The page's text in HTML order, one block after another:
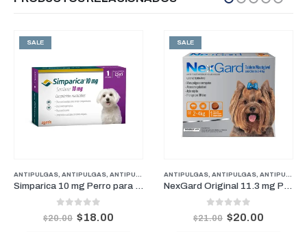
,FARMACIA,PERROS
,ANTIPULGAS,ANTIPULGAS PERROS PESOS PEQUEÑOS ,FARMACIA,PERROS
Simparica 10 mg Perro para pesos de 2.5 kg a 5 kg (1 mes)
18.00
ANTIPULGAS,ANTIPULGAS,ANTIPULGAS PERROS PESOS PEQUEÑOS
NexGard Original 11.3 mg Perros De 2 kg a 4 kg (1 Mes)
20.00